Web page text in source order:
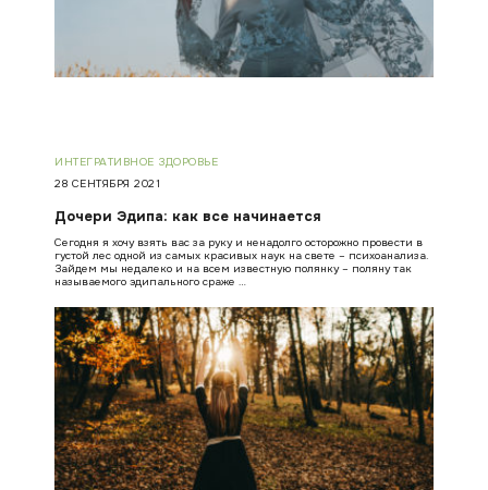
ИНТЕГРАТИВНОЕ ЗДОРОВЬЕ
28 СЕНТЯБРЯ 2021
Дочери Эдипа: как все начинается
Сегодня я хочу взять вас за руку и ненадолго осторожно провести в
густой лес одной из самых красивых наук на свете – психоанализа.
Зайдем мы недалеко и на всем известную полянку – поляну так
называемого эдипального сраже …